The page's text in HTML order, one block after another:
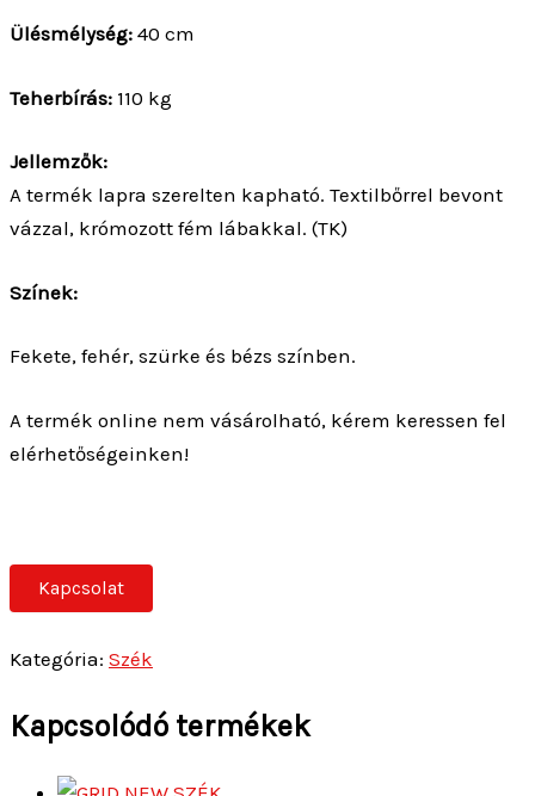
Ülésmélység: 40 cm
Teherbírás: 110 kg
Jellemzők:
A termék lapra szerelten kapható. Textilbőrrel bevont
vázzal, krómozott fém lábakkal. (TK)
Színek:
Fekete, fehér, szürke és bézs színben.
A termék online nem vásárolható, kérem keressen fel
elérhetőségeinken!
Kapcsolat
Kategória: Szék
Kapcsolódó termékek